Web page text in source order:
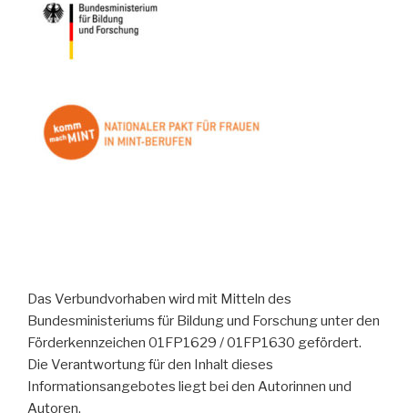
Das Verbundvorhaben wird mit Mitteln des
Bundesministeriums für Bildung und Forschung unter den
Förderkennzeichen 01FP1629 / 01FP1630 gefördert.
Die Verantwortung für den Inhalt dieses
Informationsangebotes liegt bei den Autorinnen und
Autoren.